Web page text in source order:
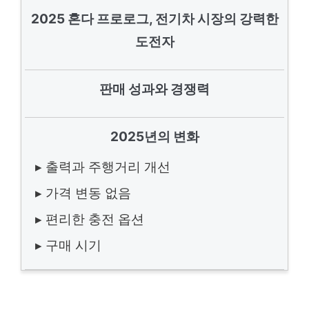
2025 혼다 프로로그, 전기차 시장의 강력한
도전자
판매 성과와 경쟁력
2025년의 변화
▸ 출력과 주행거리 개선
▸ 가격 변동 없음
▸ 편리한 충전 옵션
▸ 구매 시기